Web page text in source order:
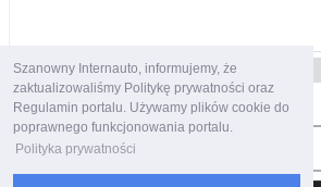
Szanowny Internauto, informujemy, że
zaktualizowaliśmy Politykę prywatności oraz
Regulamin portalu. Używamy plików cookie do
poprawnego funkcjonowania portalu.
Polityka prywatności
Znam i akceptujęregulamin portalu
najczęściej oglądane
polecane filmy